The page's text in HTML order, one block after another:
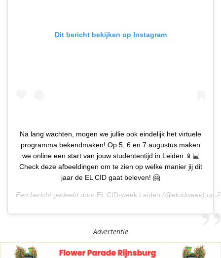
Dit bericht bekijken op Instagram
Na lang wachten, mogen we jullie ook eindelijk het virtuele
programma bekendmaken! Op 5, 6 en 7 augustus maken
we online een start van jouw studententijd in Leiden 📱💻
Check deze afbeeldingen om te zien op welke manier jij dit
jaar de EL CID gaat beleven! 🤗
Een bericht gedeeld door EL CID-week Leiden (@elcidweek) op
Advertentie